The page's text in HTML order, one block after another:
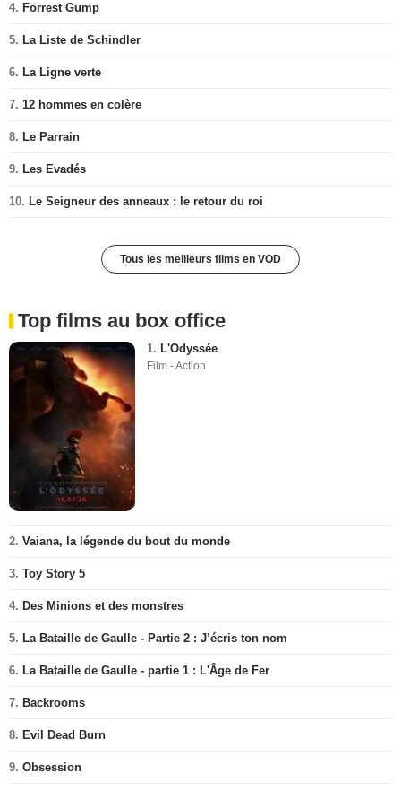
4. Forrest Gump
5. La Liste de Schindler
6. La Ligne verte
7. 12 hommes en colère
8. Le Parrain
9. Les Evadés
10. Le Seigneur des anneaux : le retour du roi
Tous les meilleurs films en VOD
Top films au box office
1. L'Odyssée
Film - Action
2. Vaiana, la légende du bout du monde
3. Toy Story 5
4. Des Minions et des monstres
5. La Bataille de Gaulle - Partie 2 : J’écris ton nom
6. La Bataille de Gaulle - partie 1 : L'Âge de Fer
7. Backrooms
8. Evil Dead Burn
9. Obsession